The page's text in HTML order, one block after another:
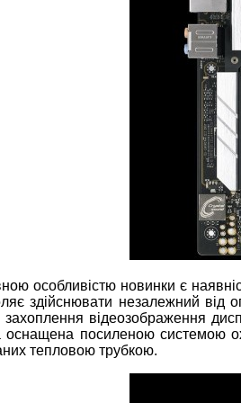
особливістю новинки є
здійснювати незалежний від
захоплення відеозображення
оснащена посиленою системою
тепловою трубкою.